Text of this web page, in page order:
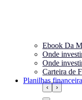
‹ ›
Ebook Da
Onde
Onde
Carteira de
Planilhas